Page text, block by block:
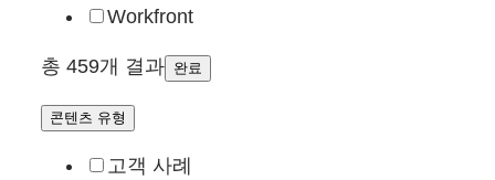
Workfront
총 459개 결과 완료
콘텐츠 유형
고객 사례